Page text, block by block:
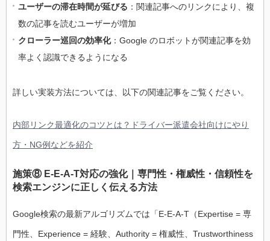
ユーザーの滞在時間が延びる ：関連記事へのリンクにより、複
数の記事を読むユーザーが増加
クローラー巡回の効率化：Google のロボットが関連記事を効
率よく認識できるようになる
詳しい実装方法については、以下の関連記事をご覧ください。
内部リンク最適化のコツとは？ドライバー派遣会社向けにやり
方・NG例などを紹介
施策⑧ E-E-A-T対応の強化｜専門性・権威性・信頼性を
検索エンジンに正しく伝える方法
Google検索の最新アルゴリズムでは「E-E-A-T（Expertise = 専
門性、Experience = 経験、Authority = 権威性、Trustworthiness